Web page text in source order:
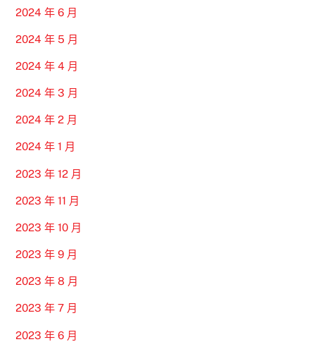
2024 年 6 月
2024 年 5 月
2024 年 4 月
2024 年 3 月
2024 年 2 月
2024 年 1 月
2023 年 12 月
2023 年 11 月
2023 年 10 月
2023 年 9 月
2023 年 8 月
2023 年 7 月
2023 年 6 月